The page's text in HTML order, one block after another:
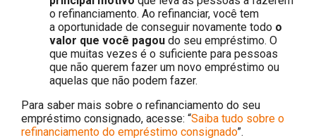
o refinanciamento. Ao refinanciar, você tem
a oportunidade de conseguir novamente todo o
valor que você pagou do seu empréstimo. O
que muitas vezes é o suficiente para pessoas
que não querem fazer um novo empréstimo ou
aquelas que não podem fazer.
Para saber mais sobre o refinanciamento do seu
empréstimo consignado, acesse: “Saiba tudo sobre o
refinanciamento do empréstimo consignado”.